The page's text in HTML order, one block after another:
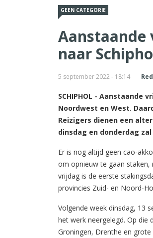
GEEN CATEGORIE
naar
5 september 2022 - 18:14
SCHIPHOL - Aanstaande
Noordwest en West.
Reizigers dienen een
dinsdag en donderdag
Er is nog altijd geen cao-
om opnieuw te gaan staken,
vrijdag is de eerste
provincies Zuid- en Noord-
Volgende week dinsdag, 13
het werk neergelegd. Op die
Groningen, Drenthe en